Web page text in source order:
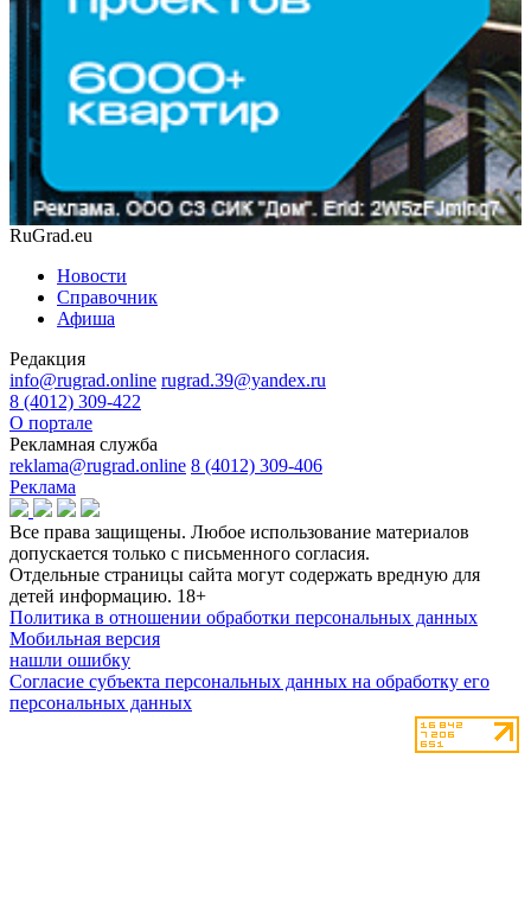
RuGrad.eu
Новости
Справочник
Афиша
Редакция
info@rugrad.online rugrad.39@yandex.ru
8 (4012) 309-422
О портале
Рекламная служба
reklama@rugrad.online 8 (4012) 309-406
Реклама
Все права защищены. Любое использование материалов
допускается только с письменного согласия.
Отдельные страницы сайта могут содержать вредную для
детей информацию. 18+
Политика в отношении обработки персональных данных
Мобильная версия
нашли ошибку
Согласие субъекта персональных данных на обработку его
персональных данных